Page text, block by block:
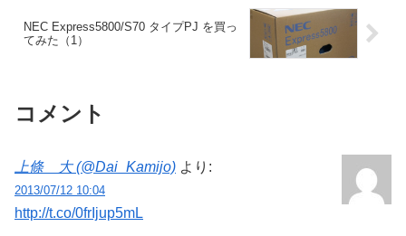
NEC Express5800/S70 タイプPJ を買っ
てみた（1）
コメント
上條 大 (@Dai_Kamijo) より:
2013/07/12 10:04
http://t.co/0frIjup5mL